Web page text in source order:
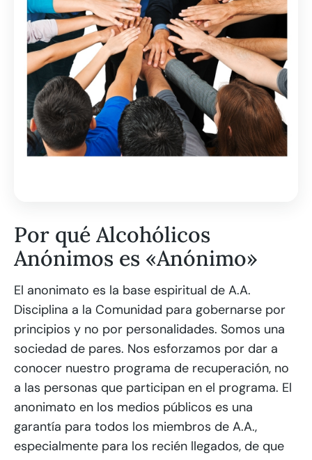
Por qué Alcohólicos
Anónimos es «Anónimo»
El anonimato es la base espiritual de A.A.
Disciplina a la Comunidad para gobernarse por
principios y no por personalidades. Somos una
sociedad de pares. Nos esforzamos por dar a
conocer nuestro programa de recuperación, no
a las personas que participan en el programa. El
anonimato en los medios públicos es una
garantía para todos los miembros de A.A.,
especialmente para los recién llegados, de que